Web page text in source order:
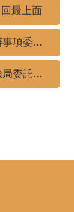
回最上面
事項委...
委託...